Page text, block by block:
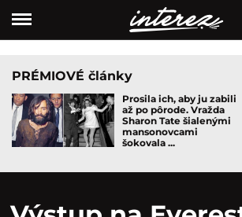
PRÉMIOVÉ články
Prosila ich, aby ju zabili
až po pôrode. Vražda
Sharon Tate šialenými
mansonovcami
šokovala ...